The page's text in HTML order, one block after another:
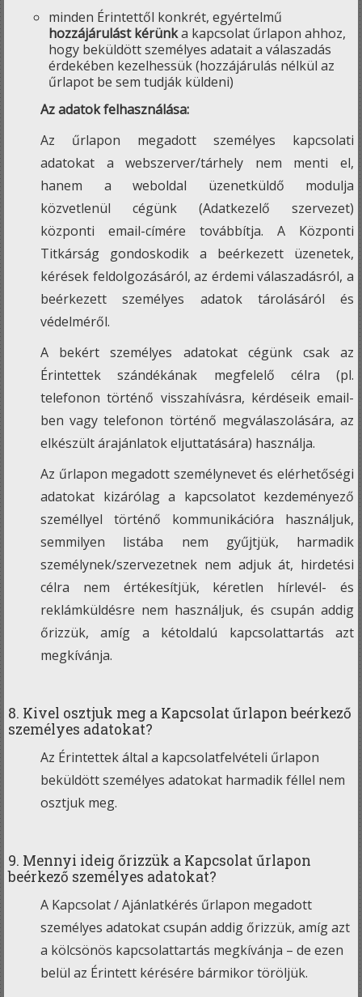
minden Érintettől konkrét, egyértelmű
hozzájárulást kérünka kapcsolat űrlapon ahhoz,
hogy beküldött személyes adatait a válaszadás
érdekében kezelhessük (hozzájárulás nélkül az
űrlapot be sem tudják küldeni)
Az adatok felhasználása:
Az űrlapon megadott személyes kapcsolati
adatokat a webszerver/tárhely nem menti el,
hanem a weboldal üzenetküldő modulja
közvetlenül cégünk (Adatkezelő szervezet)
központi email-címére továbbítja. A Központi
Titkárság gondoskodik a beérkezett üzenetek,
kérések feldolgozásáról, az érdemi válaszadásról, a
beérkezett személyes adatok tárolásáról és
védelméről.
A bekért személyes adatokat cégünk csak az
Érintettek szándékának megfelelő célra (pl.
telefonon történő visszahívásra, kérdéseik email-
ben vagy telefonon történő megválaszolására, az
elkészült árajánlatok eljuttatására) használja.
Az űrlapon megadott személynevet és elérhetőségi
adatokat kizárólag a kapcsolatot kezdeményező
személlyel történő kommunikációra használjuk,
semmilyen listába nem gyűjtjük, harmadik
személynek/szervezetnek nem adjuk át, hirdetési
célra nem értékesítjük, kéretlen hírlevél- és
reklámküldésre nem használjuk, és csupán addig
őrizzük, amíg a kétoldalú kapcsolattartás azt
megkívánja.
8. Kivel osztjuk meg a Kapcsolat űrlapon beérkező
személyes adatokat?
Az Érintettek által a kapcsolatfelvételi űrlapon
beküldött személyes adatokat harmadik féllel nem
osztjuk meg.
9. Mennyi ideig őrizzük a Kapcsolat űrlapon
beérkező személyes adatokat?
A Kapcsolat / Ajánlatkérés űrlapon megadott
személyes adatokat csupán addig őrizzük, amíg azt
a kölcsönös kapcsolattartás megkívánja – de ezen
belül az Érintett kérésére bármikor töröljük.